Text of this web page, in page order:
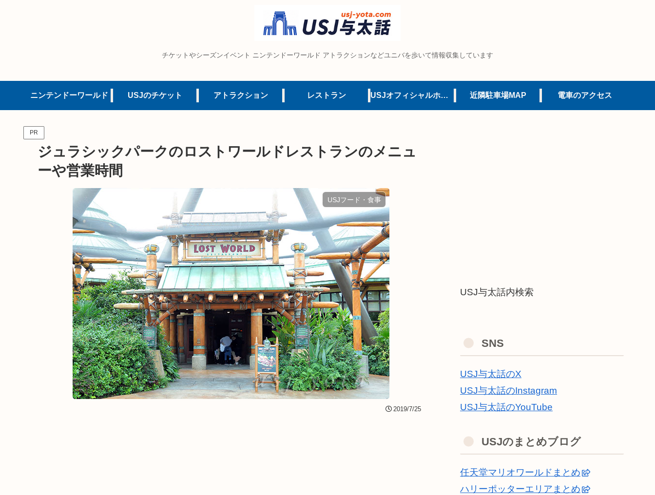
チケットやシーズンイベント ニンテンドーワールド アトラクションなどユニバを歩いて情報収集しています
ニンテンドーワールド USJのチケット アトラクション レストラン USJオフィシャルホテル 近隣駐車場MAP 電車のアクセス
PR
ジュラシックパークのロストワールドレストランのメニュ
ーや営業時間
USJフード・食事
2019/7/25
USJ与太話内検索
SNS
USJ与太話のX
USJ与太話のInstagram
USJ与太話のYouTube
USJのまとめブログ
任天堂マリオワールドまとめ
ハリーポッターエリアまとめ